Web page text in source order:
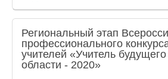
Региональный этап
профессионального
учителей «Учитель
области - 2020»